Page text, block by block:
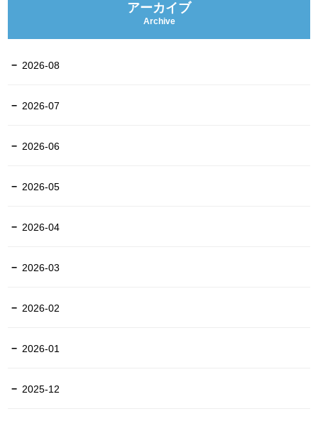
アーカイブ
Archive
2026-08
2026-07
2026-06
2026-05
2026-04
2026-03
2026-02
2026-01
2025-12